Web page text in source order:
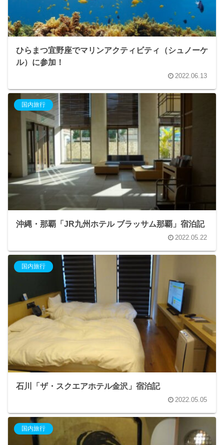
ひらまつ宜野座でマリンアクティビティ（シュノーケ
ル）に参加！
2022.06.13
国内旅行
沖縄・那覇「JR九州ホテル ブラッサム那覇」宿泊記
2022.05.22
国内旅行
石川「ザ・スクエアホテル金沢」宿泊記
2022.05.05
国内旅行